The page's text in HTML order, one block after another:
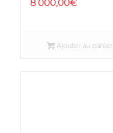
8 000,00€
Ajouter au panier